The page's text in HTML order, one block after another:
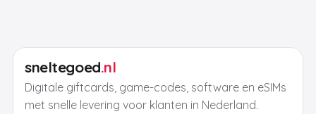
sneltegoed.nl
Digitale giftcards, game-codes, software en eSIMs
met snelle levering voor klanten in Nederland.